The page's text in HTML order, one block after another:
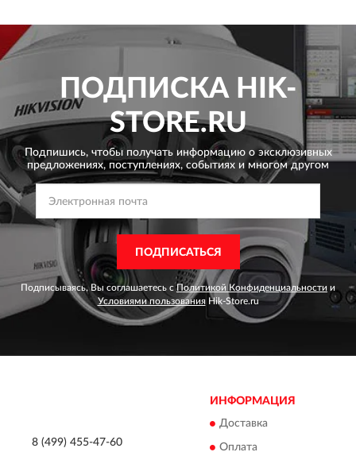
ПОДПИСКА HIK-
STORE.RU
Подпишись, чтобы получать информацию о эксклюзивных
предложениях, поступлениях, событиях и многом другом
ПОДПИСАТЬСЯ
Подписываясь, Вы соглашаетесь сПолитикой Конфиденциальности и
Условиями пользованияHik-Store.ru
8 (499) 455-47-60
ИНФОРМАЦИЯ
Доставка
Оплата